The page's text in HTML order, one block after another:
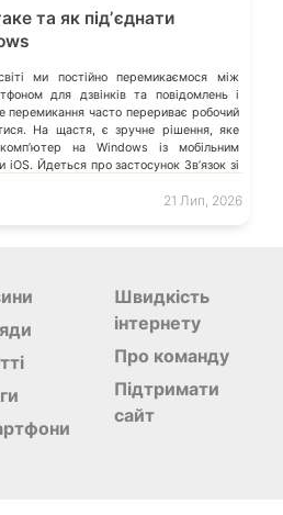
та як підʼєднати
ми постійно перемикаємося між
для дзвінків та повідомлень і
часто перериває робочий
На щастя, є зручне рішення, яке
на Windows із мобільним
Йдеться про застосунок Звʼязок зі
Microsoft, що перетворює ваш ПК на
смартфона.
21 Лип, 2026
Швидкість
інтернету
Про команду
Підтримати
сайт